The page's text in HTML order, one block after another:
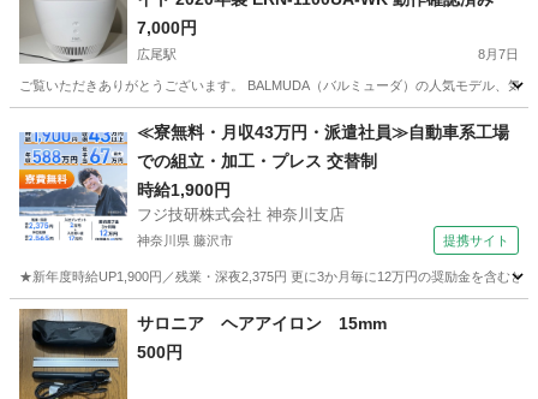
7,000円
広尾駅 8月7日
ご覧いただきありがとうございます。 BALMUDA（バルミューダ）の人気モデル、気
広尾駅 季節、空調家電
≪寮無料・月収43万円・派遣社員≫自動車系工場
での組立・加工・プレス 交替制
時給1,900円
フジ技研株式会社 神奈川支店
神奈川県 藤沢市 提携サイト
★新年度時給UP1,900円／残業・深夜2,375円 更に3か月毎に12万円の奨励金を含む
神奈川 藤沢市 サロニア ヘアアイロン 15mm
500円